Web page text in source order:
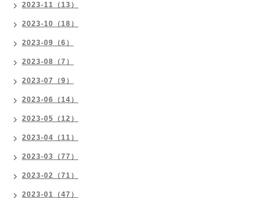
2023-11（13）
2023-10（18）
2023-09（6）
2023-08（7）
2023-07（9）
2023-06（14）
2023-05（12）
2023-04（11）
2023-03（77）
2023-02（71）
2023-01（47）